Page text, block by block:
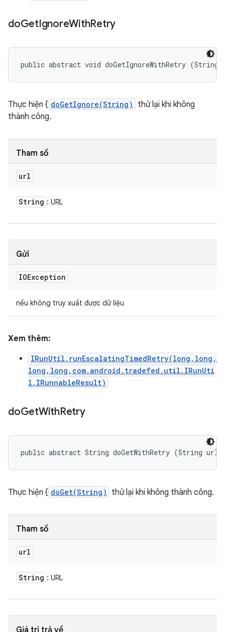
doGetIgnoreWithRetry
public abstract void doGetIgnoreWithRetry
Thực hiện { doGetIgnore(String)
thử lại khi không
thành công.
Tham số
url
String : URL
Gửi
IOException
nếu không truy xuất được dữ liệu
Xem thêm:
IRunUtil.runEscalatingTimedRetry(long,long,
long,long,com.android.tradefed.util.IRunUti
l.IRunnableResult)
doGetWithRetry
public abstract String doGetWithRetry (String url)
Thực hiện { doGet(String) thử lại khi không thành công.
Tham số
url
String : URL
Giá trị trả về